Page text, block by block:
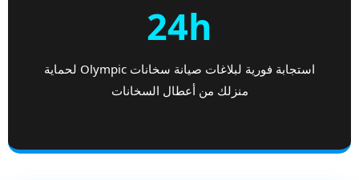
24h
استجابة فورية لبلاغات صيانة سخانات Olympic لحماية
منزلك من أعطال السخانات